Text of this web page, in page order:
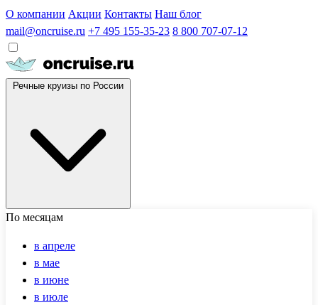
О компании Акции Контакты Наш блог
mail@oncruise.ru +7 495 155-35-23 8 800 707-07-12
По месяцам
в апреле
в мае
в июне
в июле